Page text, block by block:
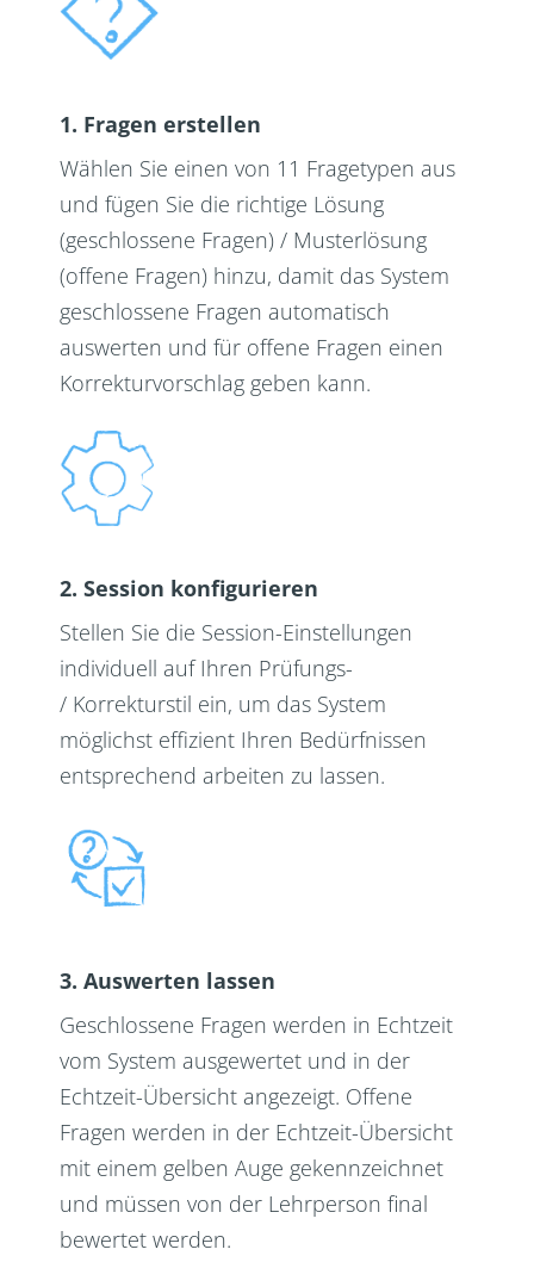
1. Fragen erstellen
Wählen Sie einen von 11 Fragetypen aus
und fügen Sie die richtige Lösung
(geschlossene Fragen) / Musterlösung
(offene Fragen) hinzu, damit das System
geschlossene Fragen automatisch
auswerten und für offene Fragen einen
Korrekturvorschlag geben kann.
2. Session konfigurieren
Stellen Sie die Session-Einstellungen
individuell auf Ihren Prüfungs-
/ Korrekturstil ein, um das System
möglichst effizient Ihren Bedürfnissen
entsprechend arbeiten zu lassen.
3. Auswerten lassen
Geschlossene Fragen werden in Echtzeit
vom System ausgewertet und in der
Echtzeit-Übersicht angezeigt. Offene
Fragen werden in der Echtzeit-Übersicht
mit einem gelben Auge gekennzeichnet
und müssen von der Lehrperson final
bewertet werden.